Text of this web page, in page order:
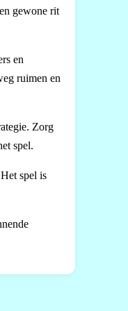
gewone rit
en
ruimen en
Zorg
spel.
spel is